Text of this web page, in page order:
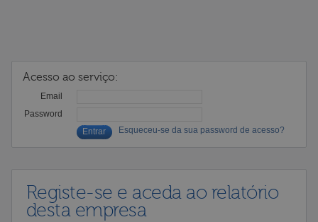
Acesso ao serviço:
Email
Password
Esqueceu-se da sua password de acesso?
Registe-se e aceda ao relatório
desta empresa